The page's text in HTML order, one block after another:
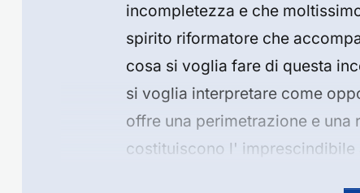
incompletezza e che
spirito riformatore che
cosa si voglia fare di questa
si voglia interpretare come
offre una perimetrazione e
costituiscono l' imprescindibile